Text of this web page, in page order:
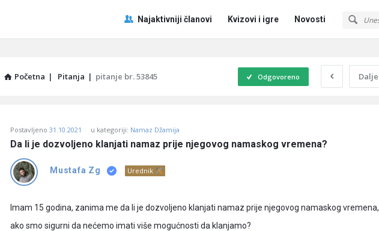
Pitaj
Učene
Navigacija
Najaktivniji članovi Kvizovi i igre Novosti
Početna | Pitanja | pitanje br. 53845 Dalje
Odgovoreno
Učene
Latest
Pitanja
Postavljeno 31.10.2021 u kategoriji: Namaz Džamija
Da li je dozvoljeno klanjati namaz prije njegovog namaskog vremena?
Mustafa Zg Urednik
Imam 15 godina, zanima me da li je dozvoljeno klanjati namaz prije njegovog namaskog vremena,
ako smo sigurni da nećemo imati više mogućnosti da klanjamo?